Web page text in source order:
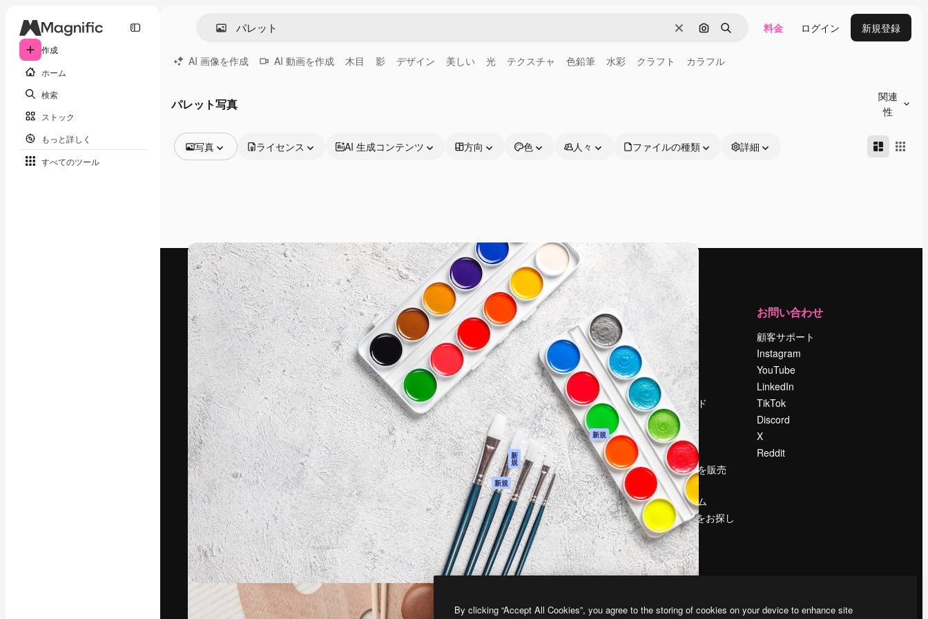
作成
ホーム
検索
ストック
もっと詳しく
すべてのツール
消去 画像で検索
検索 料金 ログイン 新規登録
AI 画像を作成 AI 動画を作成 木目 影 デザイン 美しい 光 テクスチャ 色鉛筆 水彩 クラフト カラフル
パレット写真
関連
性
写真
動画
映像素材
モーショングラフィックス
動画テンプレート
アイコン
3D モデル
フォント
ライセンス AI 生成コンテンツ 方向 色 人々 ファイルの種類 詳細
最高のクリエイティブ制作を導くためのプラ
ットフォーム。クリエイター、企業、代理
店、スタジオを含む100万人以上が利用して
います。
日本語
製品
Spaces
AI アシスタント
AI 画像生成ツール
AI 動画生成ツール
AI 音声合成ツール
ストックコンテン
ツ
Claude/ChatGPT
向けMCP
新
規
エージェント 新規
API
モバイルアプリ
すべてのMagnificツ
ール
はじめに
Academy
ドキュメント
サポート
利用規約
プライバシーポリ
シー
オリジナル 新規
クッキーポリシー
トラストセンター
アフィリエイト
法人向け
運営
料金
会社概要
Reviews
採用情報
検索トレンド
ブログ
イベント
Slidesgo
コンテンツを販売
する
プレスルーム
magnific.aiをお探し
ですか？
お問い合わせ
顧客サポート
Instagram
YouTube
LinkedIn
TikTok
Discord
X
Reddit
Copyright © 2010- 2026 Freepik Company S.L.U.無断複写・転載を禁じます
By clicking “Accept All Cookies”, you agree to the storing of cookies on your device to enhance site